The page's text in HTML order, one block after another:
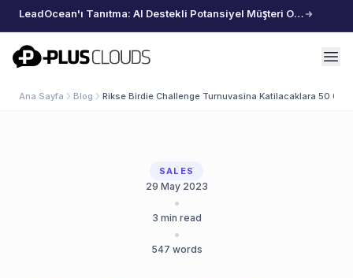
LeadOcean'ı Tanıtma: AI Destekli Potansiyel Müşteri Oluşturma, Özenle Seçilmiş Veriler, Zahmetsiz Büyüme
PlusClouds
Ana Sayfa Blog Rikse Birdie Challenge Turnuvasina Katilacaklara 50
SALES
29 May 2023
•
3 min read
•
547 words